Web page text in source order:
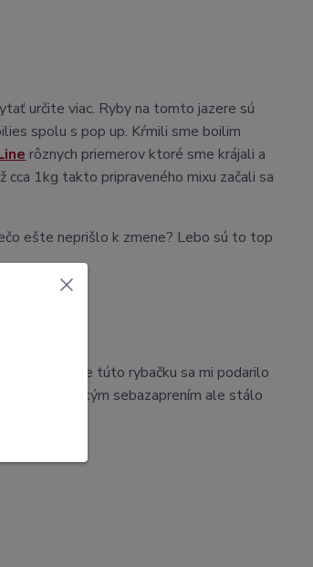
určite viac. Ryby na tomto jazere sú
spolu s pop up. Kŕmili sme boilim
rôznych priemerov ktoré sme krájali a
1kg takto pripraveného mixu začali sa
ešte neprišlo k zmene? Lebo sú to top
viac.
píla. Keďže túto rybačku sa mi podarilo
Aj keď s veľkým sebazaprením ale stálo